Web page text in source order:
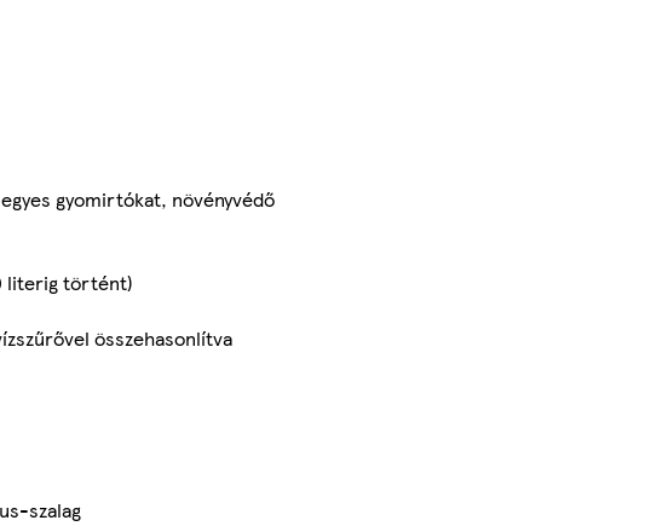
gyomirtókat, növényvédő
literig történt)
összehasonlítva
szalag